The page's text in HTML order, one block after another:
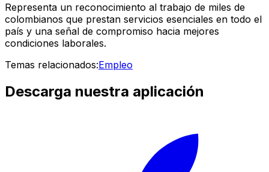
Representa un reconocimiento al trabajo de miles de
colombianos que prestan servicios esenciales en todo el
país y una señal de compromiso hacia mejores
condiciones laborales.
Temas relacionados:Empleo
Descarga nuestra aplicación